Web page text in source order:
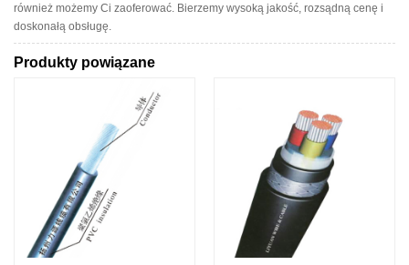
również możemy Ci zaoferować. Bierzemy wysoką jakość, rozsądną cenę i
doskonałą obsługę.
Produkty powiązane